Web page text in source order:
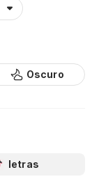
Oscuro
letras